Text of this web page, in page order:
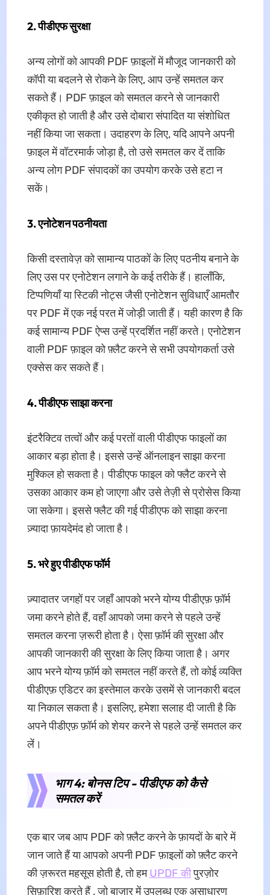
2. पीडीएफ सुरक्षा
अन्य लोगों को आपकी PDF फ़ाइलों में मौजूद जानकारी को
कॉपी या बदलने से रोकने के लिए, आप उन्हें समतल कर
सकते हैं। PDF फ़ाइल को समतल करने से जानकारी
एकीकृत हो जाती है और उसे दोबारा संपादित या संशोधित
नहीं किया जा सकता। उदाहरण के लिए, यदि आपने अपनी
फ़ाइल में वॉटरमार्क जोड़ा है, तो उसे समतल कर दें ताकि
अन्य लोग PDF संपादकों का उपयोग करके उसे हटा न
सकें।
3. एनोटेशन पठनीयता
किसी दस्तावेज़ को सामान्य पाठकों के लिए पठनीय बनाने के
लिए उस पर एनोटेशन लगाने के कई तरीके हैं। हालाँकि,
टिप्पणियाँ या स्टिकी नोट्स जैसी एनोटेशन सुविधाएँ आमतौर
पर PDF में एक नई परत में जोड़ी जाती हैं। यही कारण है कि
कई सामान्य PDF ऐप्स उन्हें प्रदर्शित नहीं करते। एनोटेशन
वाली PDF फ़ाइल को फ़्लैट करने से सभी उपयोगकर्ता उसे
एक्सेस कर सकते हैं।
4. पीडीएफ साझा करना
इंटरैक्टिव तत्वों और कई परतों वाली पीडीएफ फाइलों का
आकार बड़ा होता है। इससे उन्हें ऑनलाइन साझा करना
मुश्किल हो सकता है। पीडीएफ फाइल को फ्लैट करने से
उसका आकार कम हो जाएगा और उसे तेज़ी से प्रोसेस किया
जा सकेगा। इससे फ्लैट की गई पीडीएफ को साझा करना
ज़्यादा फ़ायदेमंद हो जाता है।
5. भरे हुए पीडीएफ फॉर्म
ज़्यादातर जगहों पर जहाँ आपको भरने योग्य पीडीएफ़ फ़ॉर्म
जमा करने होते हैं, वहाँ आपको जमा करने से पहले उन्हें
समतल करना ज़रूरी होता है। ऐसा फ़ॉर्म की सुरक्षा और
आपकी जानकारी की सुरक्षा के लिए किया जाता है। अगर
आप भरने योग्य फ़ॉर्म को समतल नहीं करते हैं, तो कोई व्यक्ति
पीडीएफ़ एडिटर का इस्तेमाल करके उसमें से जानकारी बदल
या निकाल सकता है। इसलिए, हमेशा सलाह दी जाती है कि
अपने पीडीएफ़ फ़ॉर्म को शेयर करने से पहले उन्हें समतल कर
लें।
भाग 4: बोनस टिप - पीडीएफ को कैसे
समतल करें
एक बार जब आप PDF को फ़्लैट करने के फ़ायदों के बारे में
जान जाते हैं या आपको अपनी PDF फ़ाइलों को फ़्लैट करने
की ज़रूरत महसूस होती है, तो हमUPDF कीपुरज़ोर
सिफ़ारिश करते हैं , जो बाज़ार में उपलब्ध एक असाधारण